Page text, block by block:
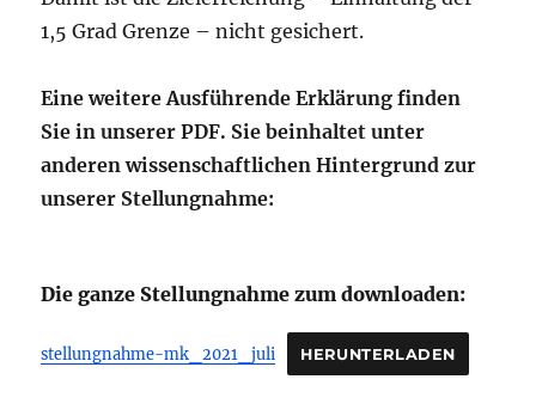
1,5 Grad Grenze – nicht gesichert.
Eine weitere Ausführende Erklärung finden
Sie in unserer PDF. Sie beinhaltet unter
anderen wissenschaftlichen Hintergrund zur
unserer Stellungnahme:
Die ganze Stellungnahme zum downloaden:
stellungnahme-mk_2021_juli HERUNTERLADEN